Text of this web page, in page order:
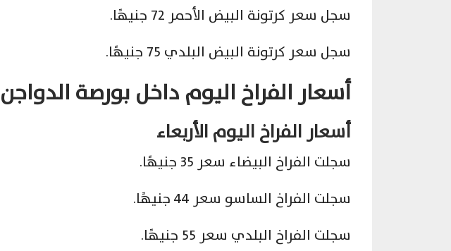
سجل سعر كرتونة البيض الأحمر 72 جنيهًا.
سجل سعر كرتونة البيض البلدي 75 جنيهًا.
أسعار الفراخ اليوم داخل بورصة الدواجن
أسعار الفراخ اليوم الأربعاء
سجلت الفراخ البيضاء سعر 35 جنيهًا.
سجلت الفراخ الساسو سعر 44 جنيهًا.
سجلت الفراخ البلدي سعر 55 جنيهًا.